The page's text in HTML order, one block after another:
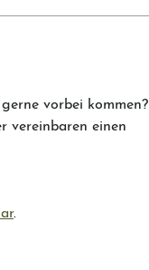
vorbei kommen?
vereinbaren einen
.